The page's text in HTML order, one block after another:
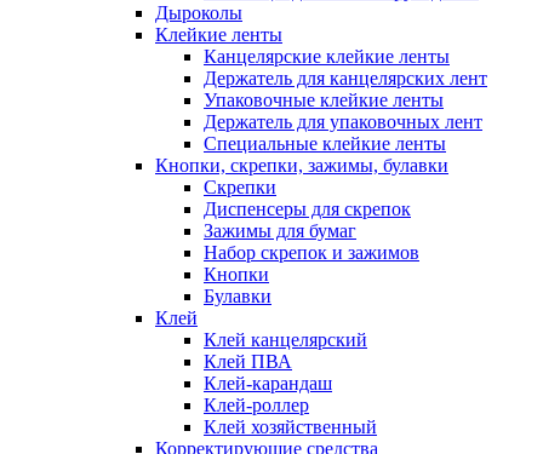
Дыроколы
Клейкие ленты
Канцелярские клейкие ленты
Держатель для канцелярских лент
Упаковочные клейкие ленты
Держатель для упаковочных лент
Специальные клейкие ленты
Кнопки, скрепки, зажимы, булавки
Скрепки
Диспенсеры для скрепок
Зажимы для бумаг
Набор скрепок и зажимов
Кнопки
Булавки
Клей
Клей канцелярский
Клей ПВА
Клей-карандаш
Клей-роллер
Клей хозяйственный
Корректирующие средства